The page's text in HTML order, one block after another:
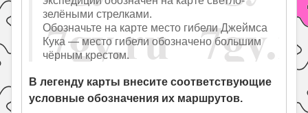
зелёными стрелками.
Обозначьте на карте место гибели Джеймса
Кука — место гибели обозначено большим
чёрным крестом.
В легенду карты внесите соответствующие
условные обозначения их маршрутов.